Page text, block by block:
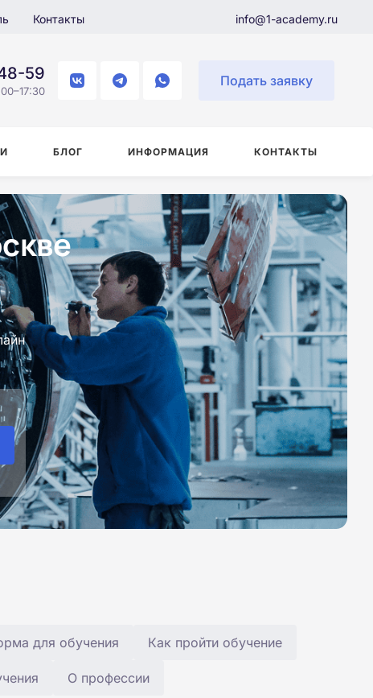
Контакты info@1-academy.ru
59 Подать заявку
БЛОГ ИНФОРМАЦИЯ КОНТАКТЫ
для обучения Как пройти обучение
О профессии